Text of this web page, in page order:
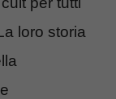
loro storia